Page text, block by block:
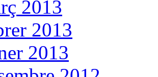
2013
2013
2013